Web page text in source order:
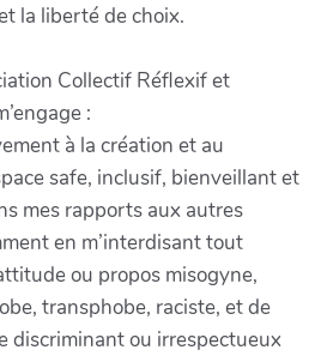
la liberté de choix.
Collectif Réflexif et
:
à la création et au
safe, inclusif, bienveillant et
mes rapports aux autres
en m’interdisant tout
ou propos misogyne,
transphobe, raciste, et de
discriminant ou irrespectueux